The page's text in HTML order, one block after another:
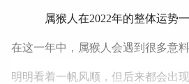
属猴人在2022年的整体运势
在这一年中，属猴人会遇到很多意
明明看着一帆风顺，但后来都会出